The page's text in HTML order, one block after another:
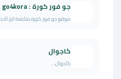
جو فور كورة : go4kora عالم كرة القدم بين يديك
موقع جو فور كورة متابعة ابرز
كاجوال
كاجوال...